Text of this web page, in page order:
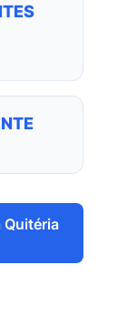
Quitéria